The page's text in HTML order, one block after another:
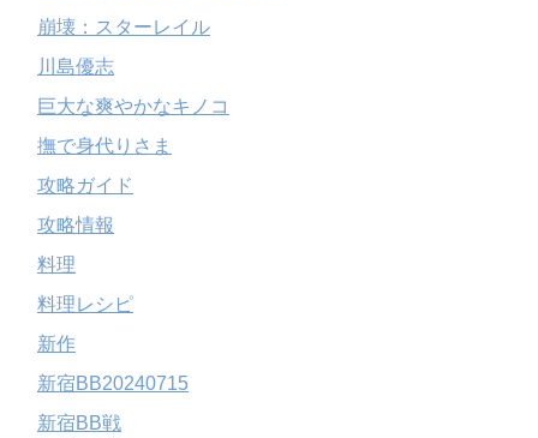
崩壊：スターレイル
川島優志
巨大な爽やかなキノコ
撫で身代りさま
攻略ガイド
攻略情報
料理
料理レシピ
新作
新宿BB20240715
新宿BB戦